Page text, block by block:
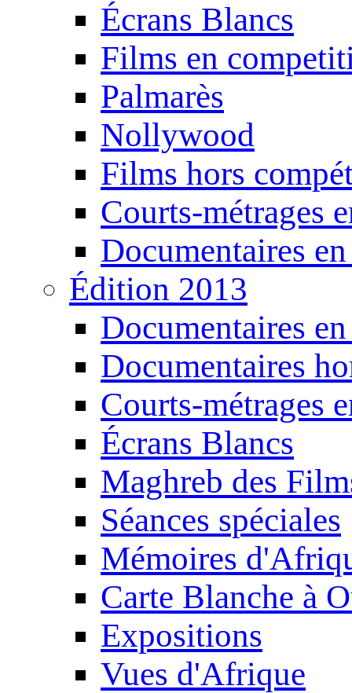
Écrans Blancs
Films en
Palmarès
Nollywood
Films hors
Courts-métrages
Documentaires
Édition 2013
Documentaires
Documentaires
Courts-métrages
Écrans Blancs
Maghreb des
Séances spéciales
Mémoires
Carte Blanche à
Expositions
Vues d'Afrique